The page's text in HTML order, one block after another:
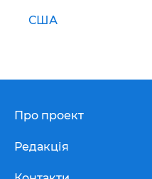
США
Про проект
Редакція